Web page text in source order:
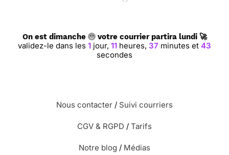
On est dimanche votre courrier partira lundi 🚀
validez-le dans les1 jour,11 heures,37 minutes et42
secondes
Nous contacter / Suivi courriers
CGV & RGPD / Tarifs
Notre blog / Médias